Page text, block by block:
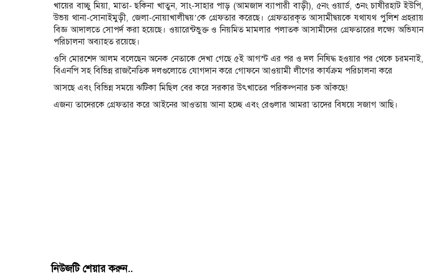
খায়ের বাচ্চু মিয়া, মাতা- ছকিনা খাতুন, সাং-সাহার পাড় (আমজাদ ব্যাপারী বাড়ী), ৫নং ওয়ার্ড, ৩নং চাষীরহাট ইউপি,
উভয় থানা-সোনাইমুড়ী, জেলা-নোয়াখালীদ্বয়’কে গ্রেফতার করেছে। গ্রেফতারকৃত আসামীদ্বয়কে যথাযথ পুলিশ প্রহরায়
বিজ্ঞ আদালতে সোপর্দ করা হয়েছে। ওয়ারেন্টভুক্ত ও নিয়মিত মামলার পলাতক আসামীদের গ্রেফতারের লক্ষ্যে অভিযান
পরিচালনা অব্যাহত রয়েছে।
ওসি মোরশেদ আলম বলেছেন অনেক নেতাকে দেখা গেছে ৫ই আগস্ট এর পর ও দল নিষিদ্ধ হওয়ার পর থেকে চরমনাই,
বিএনপি সহ বিভিন্ন রাজনৈতিক দলগুলোতে যোগদান করে গোফনে আওয়ামী লীগের কার্যক্রম পরিচালনা করে
আসছে এবং বিভিন্ন সময়ে ঝটিকা মিছিল বের করে সরকার উৎখাতের পরিকল্পনার চক আঁকছে!
এজন্য তাদেরকে গ্রেফতার করে আইনের আওতায় আনা হচ্ছে এবং রেগুলার আমরা তাদের বিষয়ে সজাগ আছি।
নিউজটি শেয়ার করুন..